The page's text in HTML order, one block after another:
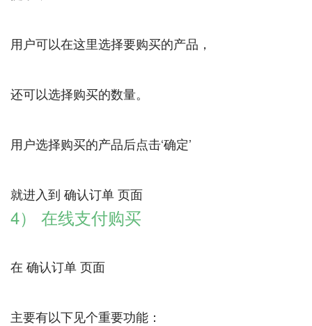
用户可以在这里选择要购买的产品，
还可以选择购买的数量。
用户选择购买的产品后点击‘确定’
4） 在线支付购买
在 确认订单 页面
主要有以下见个重要功能：